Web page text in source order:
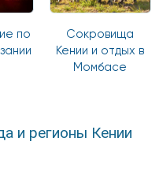
по
Сокровища
Кении и отдых в
Момбасе
и регионы Кении